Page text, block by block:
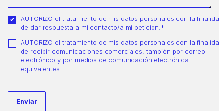
AUTORIZO el tratamiento de mis datos personales con la
de dar respuesta a mi contacto/a mi petición.*
AUTORIZO el tratamiento de mis datos personales con la
de recibir comunicaciones comerciales, también por correo
electrónico y por medios de comunicación electrónica
equivalentes.